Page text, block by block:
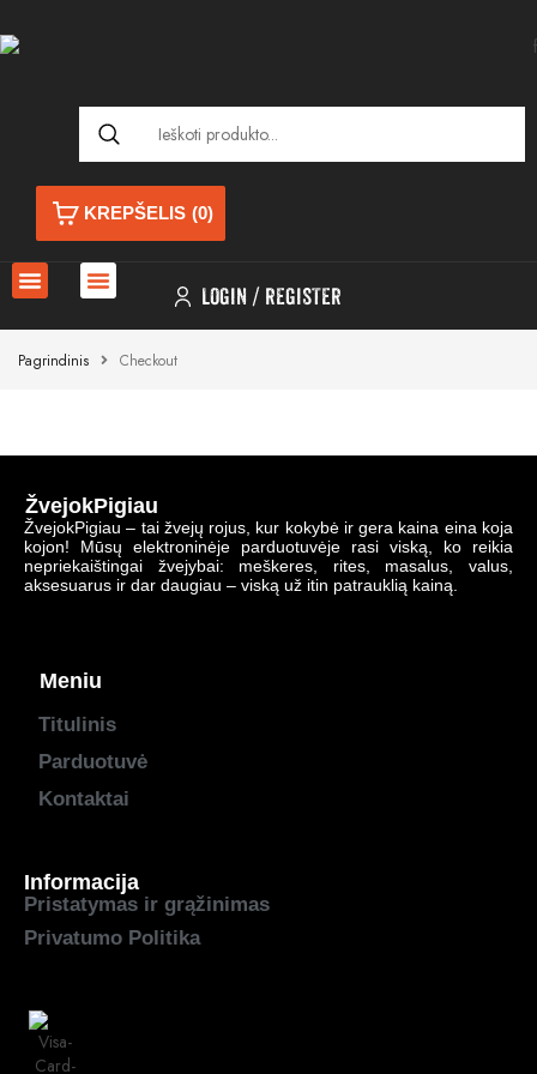
KREPŠELIS (0)
LOGIN REGISTER
Pagrindinis Checkout
ŽvejokPigiau
ŽvejokPigiau – tai žvejų rojus, kur kokybė ir gera kaina eina koja
kojon! Mūsų elektroninėje parduotuvėje rasi viską, ko reikia
nepriekaištingai žvejybai: meškeres, rites, masalus, valus,
aksesuarus ir dar daugiau – viską už itin patrauklią kainą.
Meniu
Titulinis
Parduotuvė
Kontaktai
Informacija
Pristatymas ir grąžinimas
Privatumo Politika